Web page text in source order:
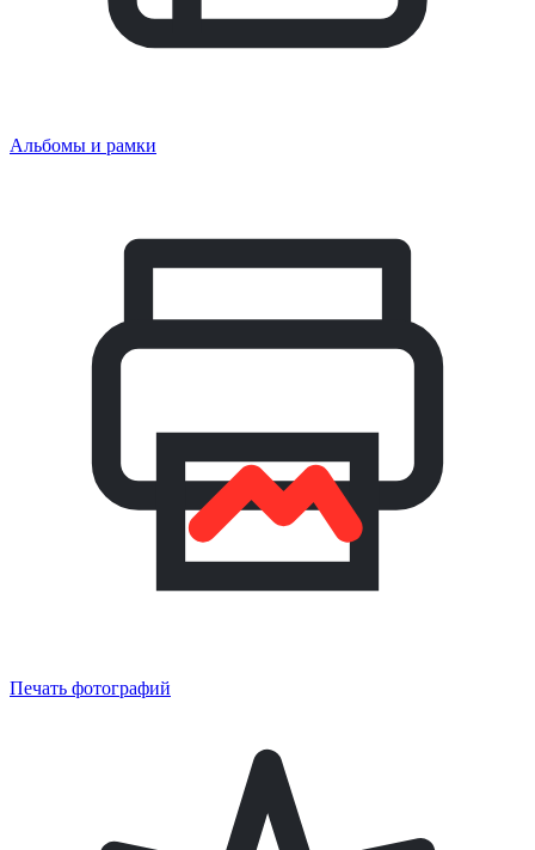
Альбомы и рамки
Печать фотографий